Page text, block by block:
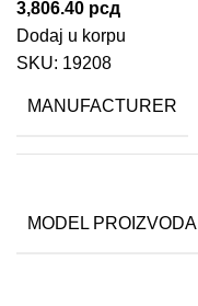
3,806.40 рсд
Dodaj u korpu
SKU: 19208
MANUFACTURER
MODEL PROIZVODA